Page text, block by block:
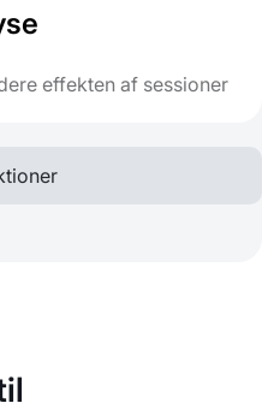
effekten af sessioner